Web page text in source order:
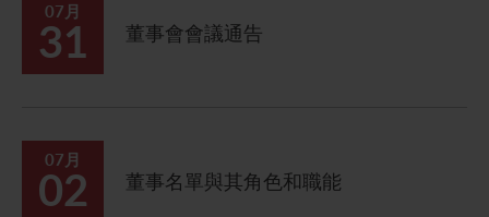
07月
31 董事會會議通告
07月
02 董事名單與其角色和職能